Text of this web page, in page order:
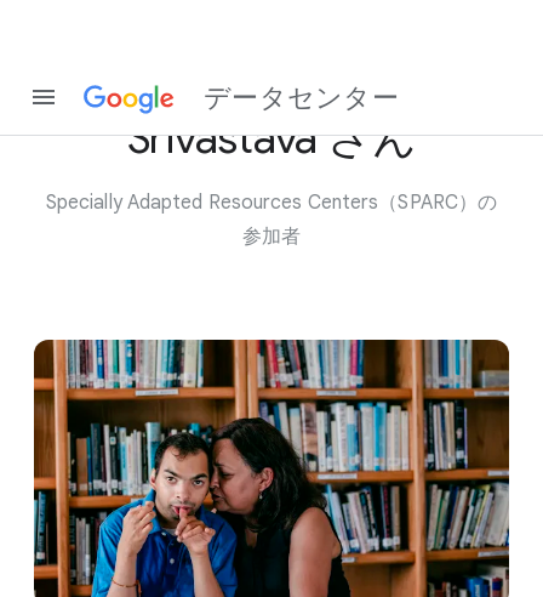
データセンター
Taku さんと​母親の Anu
Srivastava さん
Specially Adapted Resources Centers​（SPARC）の​
参加者